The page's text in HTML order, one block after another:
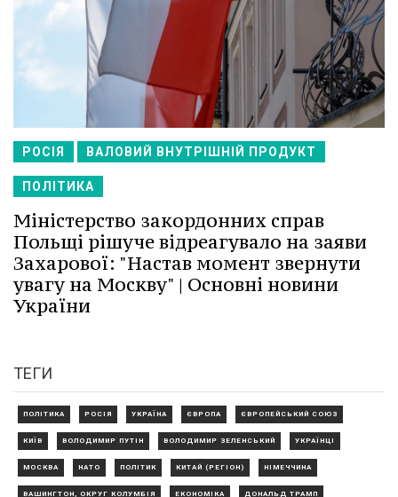
РОСІЯ ВАЛОВИЙ ВНУТРІШНІЙ ПРОДУКТ
ПОЛІТИКА
Міністерство закордонних справ
Польщі рішуче відреагувало на заяви
Захарової: "Настав момент звернути
увагу на Москву" | Основні новини
України
ТЕГИ
ПОЛІТИКА РОСІЯ УКРАЇНА ЄВРОПА ЄВРОПЕЙСЬКИЙ СОЮЗ
КИЇВ ВОЛОДИМИР ПУТІН ВОЛОДИМИР ЗЕЛЕНСЬКИЙ УКРАЇНЦІ
МОСКВА НАТО ПОЛІТИК КИТАЙ (РЕГІОН) НІМЕЧЧИНА
ВАШИНГТОН, ОКРУГ КОЛУМБІЯ ЕКОНОМІКА ДОНАЛЬД ТРАМП